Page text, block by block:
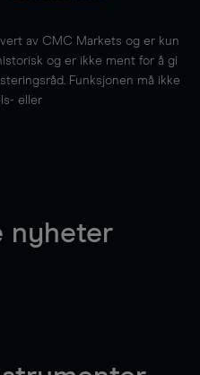
av CMC Markets og er kun
og er ikke ment for å gi
Funksjonen må ikke
eller
nyheter